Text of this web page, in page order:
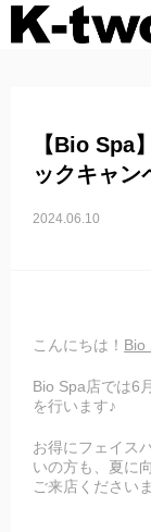
【Bio Spa
ックキャン
2024.06.10
こんにちは！ Bio
Bio Spa店では6
を行います♪
お得にフェイス
いの方も、夏に
ご来店ください